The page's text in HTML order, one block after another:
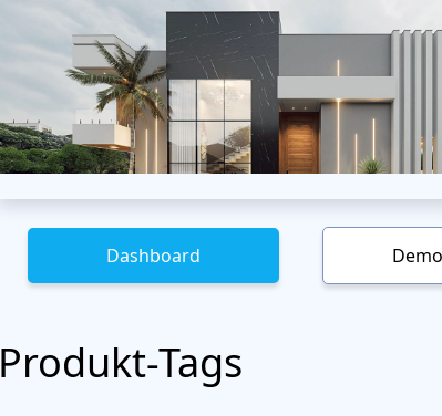
Dashboard
Produkt-Tags